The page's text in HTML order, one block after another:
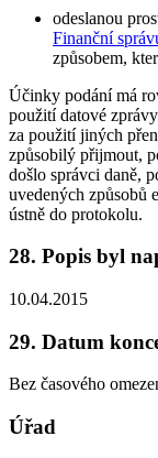
odeslanou
Finanční
způsobem,
Účinky podání má
použití datové
za použití jiných
způsobilý přijmout,
došlo správci daně,
uvedených způsobů
ústně do protokolu.
28. Popis byl
10.04.2015
29. Datum
Bez časového
Úřad